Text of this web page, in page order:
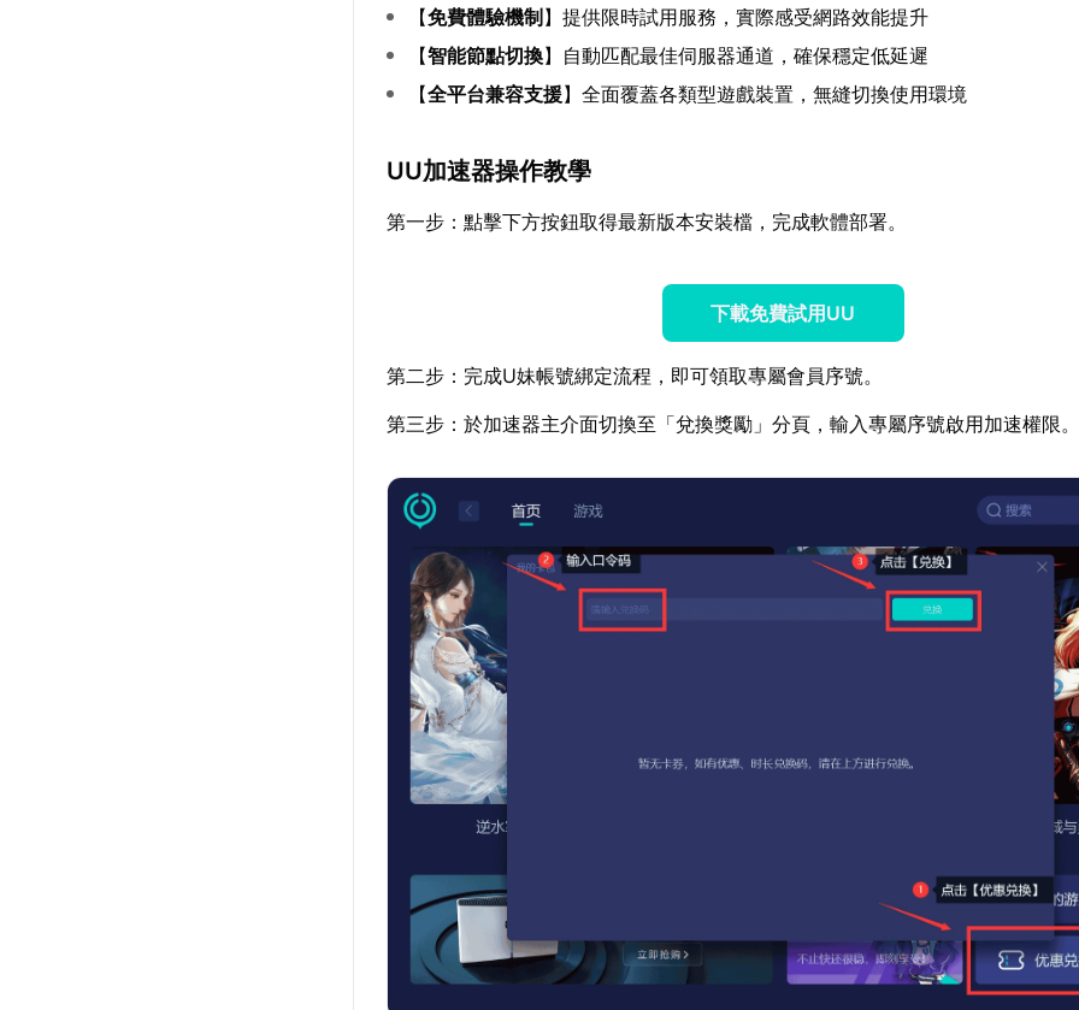
【免費體驗機制 】提供限時試用服務，實際感受網路效能提升
【智能節點切換】自動匹配最佳伺服器通道，確保穩定低延遲
【全平台兼容支援】全面覆蓋各類型遊戲裝置，無縫切換使用環境
UU加速器操作教學
第一步：點擊下方按鈕取得最新版本安裝檔，完成軟體部署。
下載免費試用UU
第二步：完成U妹帳號綁定流程，即可領取專屬會員序號。
第三步：於加速器主介面切換至「兌換獎勵」分頁，輸入專屬序號啟用加速權限